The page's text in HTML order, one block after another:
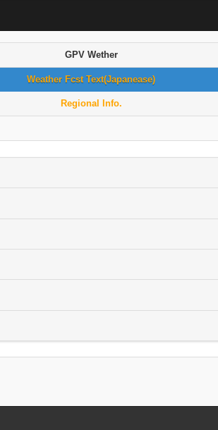
GPV Wether
Weather Fcst Text(Japanease)
Regional Info.